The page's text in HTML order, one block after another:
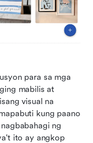
para sa mga
mabilis at
visual na
kung paano
ng
ito ay angkop